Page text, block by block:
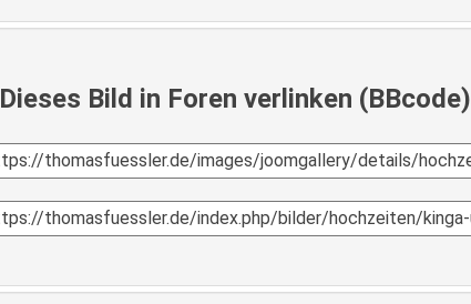
Dieses Bild in Foren verlinken (BBcode)